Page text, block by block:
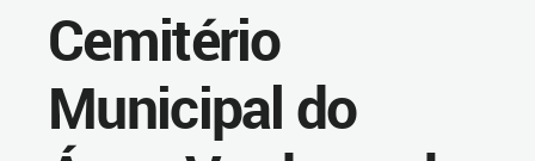
Cemitério
Municipal do